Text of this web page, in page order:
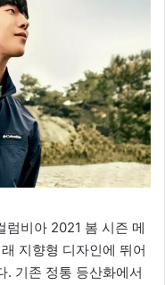
럼비아 2021 봄 시즌 메
지향형 디자인에 뛰어
. 기존 정통 등산화에서